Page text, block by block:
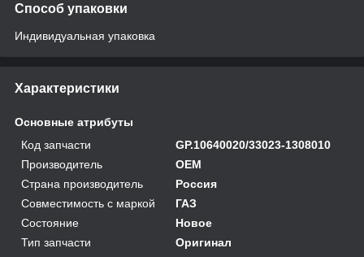
Способ упаковки
Индивидуальная упаковка
Характеристики
Основные атрибуты
Код запчасти
GP.10640020/33023-1308010
Производитель
OEM
Страна производитель
Россия
Совместимость с маркой
ГАЗ
Состояние
Новое
Тип запчасти
Оригинал